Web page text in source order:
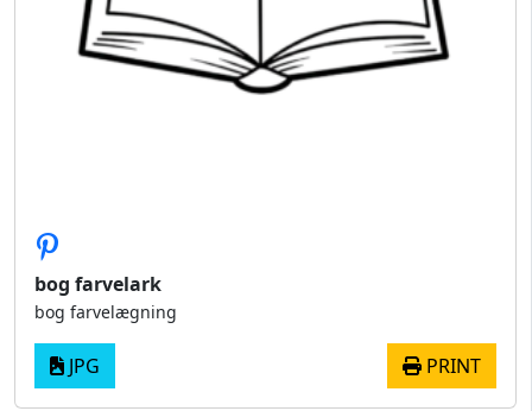
bog farvelark
bog farvelægning
JPG PRINT